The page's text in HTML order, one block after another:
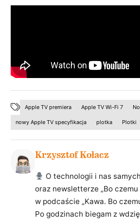
Apple TV premiera Apple TV Wi-Fi 7
nowy Apple TV specyfikacja plotka Plotki
Krzysztof Kołacz
O technologii i nas
oraz newsletterze „Bo czemu
w podcaście „Kawa. Bo
Po godzinach biegam z